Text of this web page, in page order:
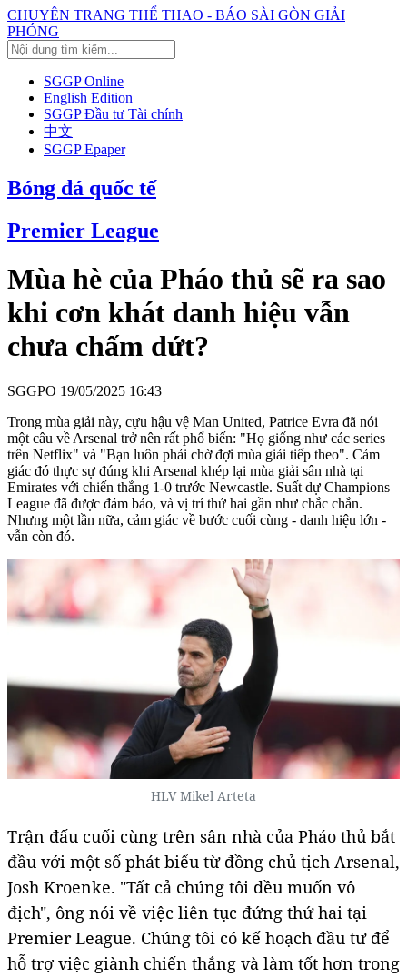
CHUYÊN TRANG THỂ THAO - BÁO SÀI GÒN GIẢI
PHÓNG
SGGP Online
English Edition
SGGP Đầu tư Tài chính
中文
SGGP Epaper
Bóng đá quốc tế
Premier League
Mùa hè của Pháo thủ sẽ ra sao
khi cơn khát danh hiệu vẫn
chưa chấm dứt?
SGGPO 19/05/2025 16:43
Trong mùa giải này, cựu hậu vệ Man United, Patrice Evra đã nói
một câu về Arsenal trở nên rất phổ biến: "Họ giống như các series
trên Netflix" và "Bạn luôn phải chờ đợi mùa giải tiếp theo". Cảm
giác đó thực sự đúng khi Arsenal khép lại mùa giải sân nhà tại
Emirates với chiến thắng 1-0 trước Newcastle. Suất dự Champions
League đã được đảm bảo, và vị trí thứ hai gần như chắc chắn.
Nhưng một lần nữa, cảm giác về bước cuối cùng - danh hiệu lớn -
vẫn còn đó.
HLV Mikel Arteta
Trận đấu cuối cùng trên sân nhà của Pháo thủ bắt
đầu với một số phát biểu từ đồng chủ tịch Arsenal,
Josh Kroenke. "Tất cả chúng tôi đều muốn vô
địch", ông nói về việc liên tục đứng thứ hai tại
Premier League. Chúng tôi có kế hoạch đầu tư để
hỗ trợ việc giành chiến thắng và làm tốt hơn trong